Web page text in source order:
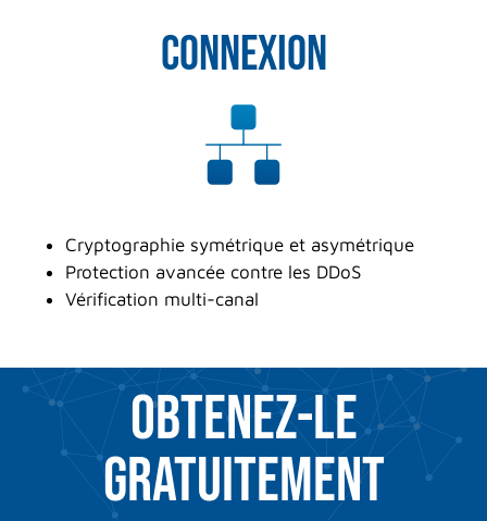
CONNEXION
Cryptographie symétrique et asymétrique
Protection avancée contre les DDoS
Vérification multi-canal
OBTENEZ-LE
GRATUITEMENT